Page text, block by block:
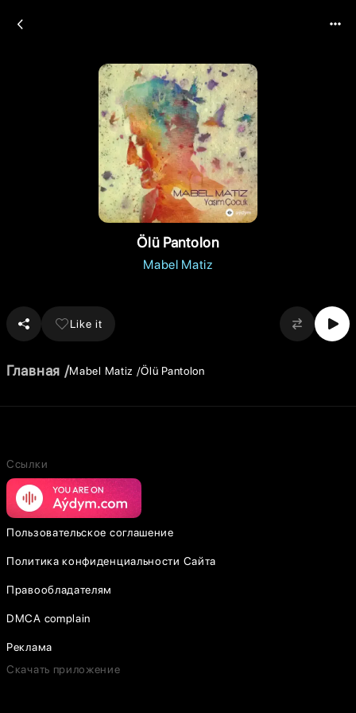
Ölü Pantolon
Mabel Matiz
Like it
Главная Mabel Matiz Ölü Pantolon
Ссылки
Пользовательское соглашение
Политика конфиденциальности Сайта
Правообладателям
DMCA complain
Реклама
Скачать приложение